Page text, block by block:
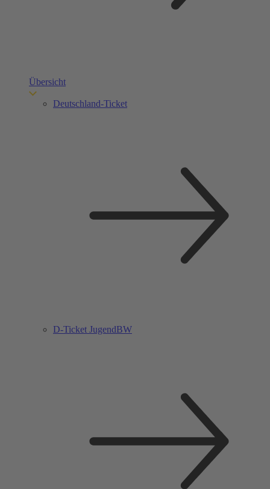
Übersicht
Deutschland-Ticket
D-Ticket JugendBW